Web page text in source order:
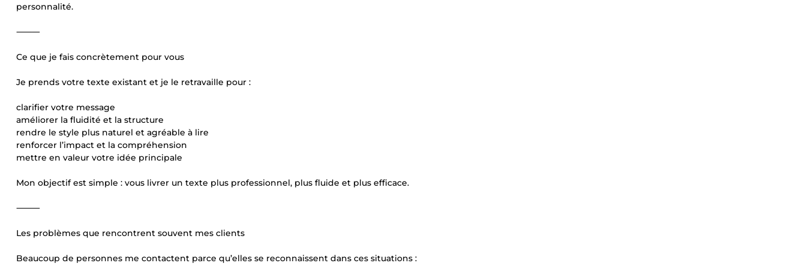
personnalité.
⸻
Ce que je fais concrètement pour vous
Je prends votre texte existant et je le retravaille pour :
clarifier votre message
améliorer la fluidité et la structure
rendre le style plus naturel et agréable à lire
renforcer l’impact et la compréhension
mettre en valeur votre idée principale
Mon objectif est simple : vous livrer un texte plus professionnel, plus fluide et plus efficace.
⸻
Les problèmes que rencontrent souvent mes clients
Beaucoup de personnes me contactent parce qu’elles se reconnaissent dans ces situations :